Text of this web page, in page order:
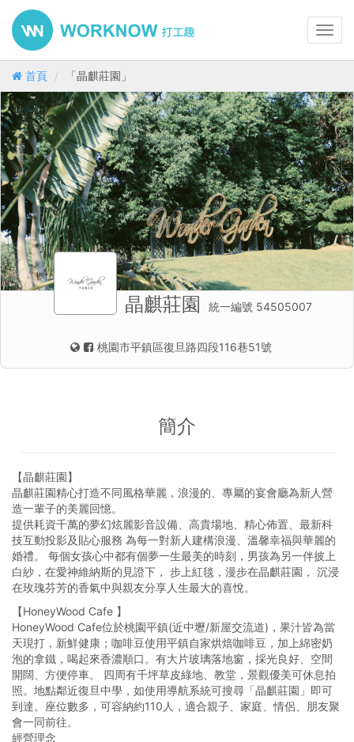
首頁 「晶麒莊園」
晶麒莊園 統一編號 54505007
桃園市平鎮區復旦路四段116巷51號
簡介
【晶麒莊園】
晶麒莊園精心打造不同風格華麗，浪漫的、專屬的宴會廳為新人營
造一輩子的美麗回憶。​
提供耗資千萬的夢幻炫麗影音設備、高貴場地、精心佈置、最新科
技互動投影及貼心服務 為每一對新人建構浪漫、溫馨幸福與華麗的
婚禮。 每個女孩心中都有個夢一生最美的時刻，男孩為另一伴披上
白紗，在愛神維納斯的見證下， 步上紅毯，漫步在晶麒莊園， 沉浸
在玫瑰芬芳的香氣中與親友分享人生最大的喜悅。
【HoneyWood Cafe 】
HoneyWood Cafe位於桃園平鎮(近中壢/新屋交流道)，果汁皆為當
天現打，新鮮健康；咖啡豆使用平鎮自家烘焙咖啡豆，加上綿密奶
泡的拿鐵，喝起來香濃順口。有大片玻璃落地窗，採光良好、空間
開闊、方便停車。 四周有千坪草皮綠地、教堂，景觀優美可休息拍
照。地點鄰近復旦中學，如使用導航系統可搜尋「晶麒莊園」即可
到達。座位數多，可容納約110人，適合親子、家庭、情侶、朋友聚
會一同前往。
經營理念